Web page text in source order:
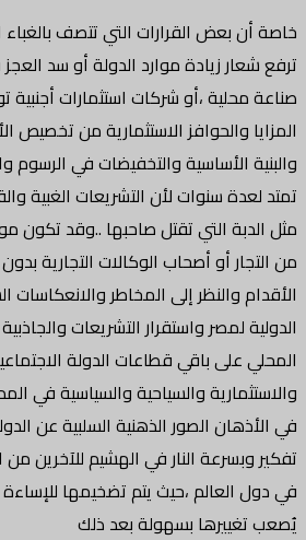
خاصة أن بعض القرارات التي تتصف
ترفع شعار زيادة موارد الدولة أو سد
صناعة محلية ،أو شركات استثمارات أجنبية
المزايا والحوافز الاستثمارية من تخصيص
والبنية الأساسية والتخفيضات في الرسوم
تمتد لعدة سنوات لأن التشريعات الغبية
مثل الدبة التي تقتل صاحبها ..وقد تكون
من التجار أو أصحاب الوكالات التجارية
الأقدام والنظر إلى المخاطر والانعكاسات
الدولية لمصر واستقرار التشريعات
المحلي على باقي قطاعات الدولة
والاستثمارية والسياحية والسياسية في
في الأذهان الصور الذهنية السلبية عن
تفكير وبسرعة النار في الهشيم للآخرين من
في دول العالم ،حيث يتم تضخيمها
يُصعب تغييرها بسهولة بعد ذلك